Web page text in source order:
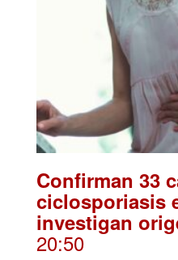
Confirman 33
ciclosporiasis
investigan
20:50